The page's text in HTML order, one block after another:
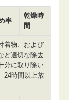
率
乾燥時
間
着物、および
ど適切な除去
分に取り除い
24時間以上放